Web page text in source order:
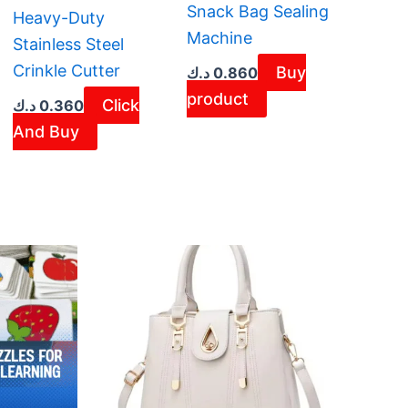
Heavy-Duty
Stainless Steel
Crinkle Cutter
0.360 د.ك
Click
And Buy
Snack Bag Sealing
Machine
0.860 د.ك
Buy
product